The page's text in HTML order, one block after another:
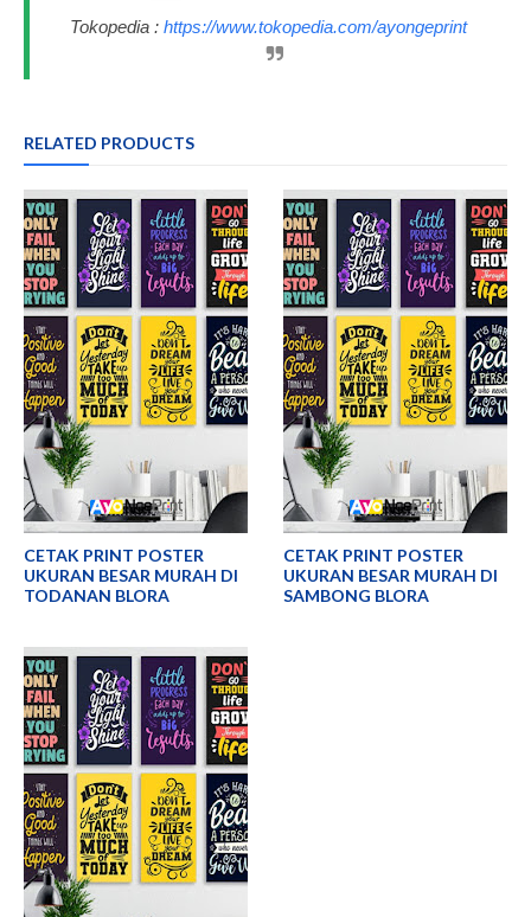
Tokopedia : https://www.tokopedia.com/ayongeprint
RELATED PRODUCTS
CETAK PRINT POSTER
UKURAN BESAR MURAH DI
TODANAN BLORA
CETAK PRINT POSTER
UKURAN BESAR MURAH DI
SAMBONG BLORA